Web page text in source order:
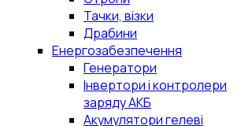
Тачки, візки
Драбини
Енергозабезпечення
Генератори
Інвертори і контролери
заряду АКБ
Акумулятори гелеві